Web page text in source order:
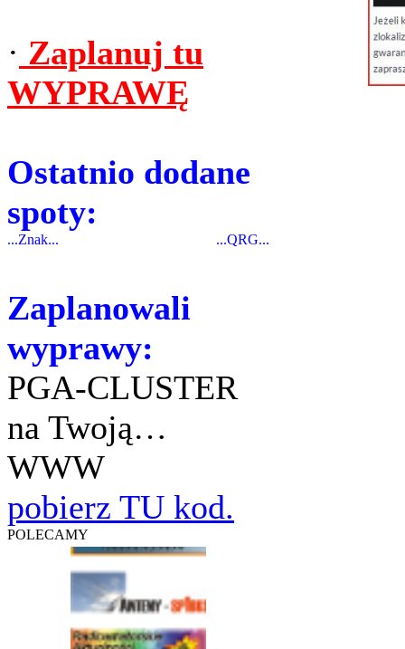
· Zaplanuj tu
WYPRAWĘ
Ostatnio dodane
spoty:
...Znak... ...QRG...
Zaplanowali
wyprawy:
PGA-CLUSTER
na Twoją…
WWW
pobierz TU kod.
POLECAMY